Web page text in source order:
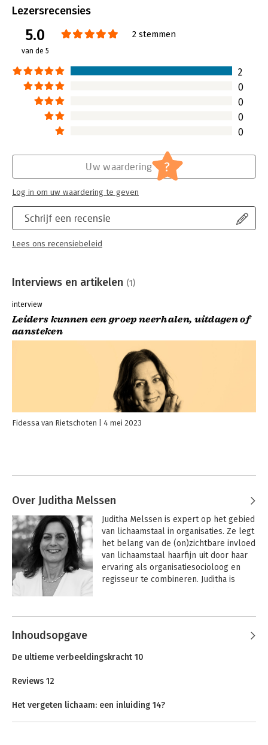
lichaamstaal in organisaties’ van
Lees verder
Lezersrecensies
5.0
van de 5
2 stemmen
2
0
0
0
0
Schrijf een recensie
Lees ons recensiebeleid
Uw waardering ?
Log in om uw waardering te geven
Interviews en artikelen (1)
interview
Leiders kunnen een groep neerhalen, uitdagen of
aansteken
Fidessa van Rietschoten 4 mei 2023
Over Juditha Melssen
Juditha Melssen is expert op het gebied
van lichaamstaal in organisaties. Ze legt
het belang van de (on)zichtbare invloed
van lichaamstaal haarfijn uit door haar
ervaring als organisatiesocioloog en
regisseur te combineren. Juditha is
organisaties als adviseur, trainer en
Inhoudsopgave
De ultieme verbeeldingskracht 10
Reviews 12
Het vergeten lichaam: een inluiding 14?